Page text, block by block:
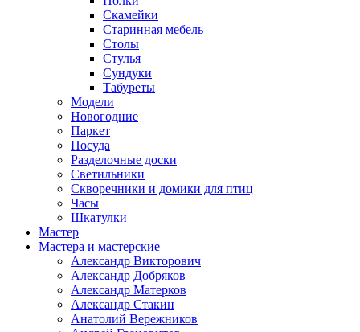
Скамейки
Старинная мебель
Столы
Стулья
Сундуки
Табуреты
Модели
Новогодние
Паркет
Посуда
Разделочные доски
Светильники
Скворечники и домики для птиц
Часы
Шкатулки
Мастер
Мастера и мастерские
Александр Викторович
Александр Добряков
Александр Матерков
Александр Стакин
Анатолий Вережников